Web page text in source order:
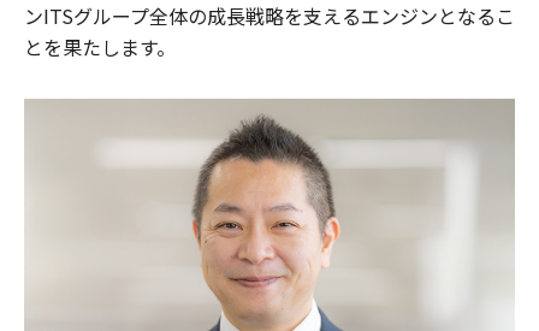
ンITSグループ全体の成長戦略を支えるエンジンとなるこ
とを果たします。